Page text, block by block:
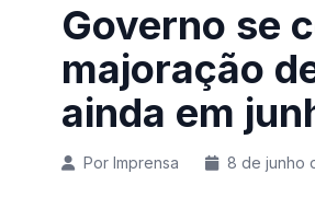
Governo se
majoração
ainda em
Por Imprensa 8 de junho